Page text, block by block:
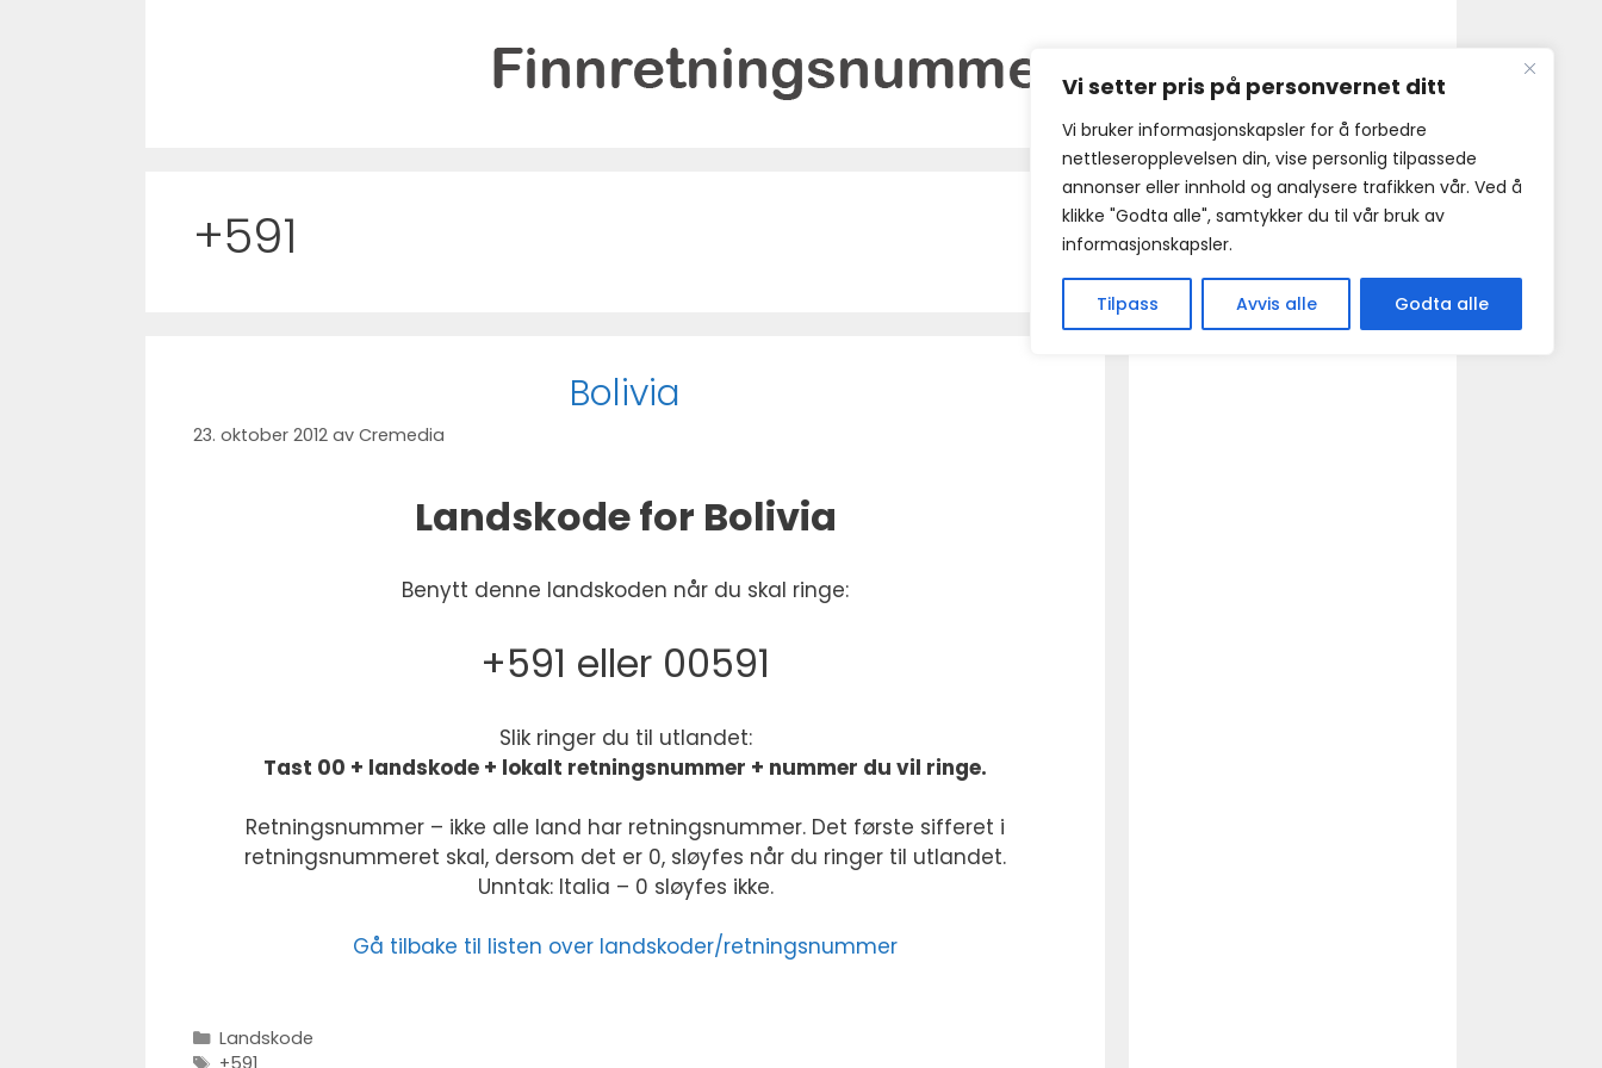
Vi setter pris på personvernet ditt
Vi bruker informasjonskapsler for å forbedre
nettleseropplevelsen din, vise personlig tilpassede
annonser eller innhold og analysere trafikken vår. Ved å
klikke "Godta alle", samtykker du til vår bruk av
informasjonskapsler.
Tilpass Avvis alle Godta alle
+591
Bolivia
23. oktober 2012 av Cremedia
Landskode for Bolivia
Benytt denne landskoden når du skal ringe:
+591 eller 00591
Slik ringer du til utlandet:
Tast 00 + landskode + lokalt retningsnummer + nummer du vil ringe.
Retningsnummer – ikke alle land har retningsnummer. Det første sifferet i
retningsnummeret skal, dersom det er 0, sløyfes når du ringer til utlandet.
Unntak: Italia – 0 sløyfes ikke.
Gå tilbake til listen over landskoder/retningsnummer
Kategorier
Landskode
Stikkord